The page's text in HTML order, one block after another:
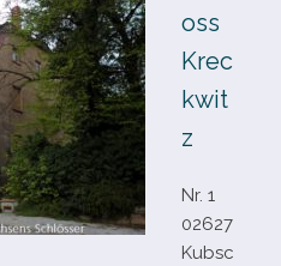
oss
Krec
kwit
z
Nr. 1
02627
Kubsc